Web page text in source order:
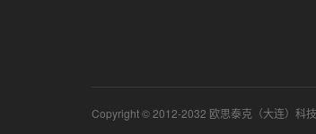
Copyright © 2012-2032 欧思泰克（大连）科